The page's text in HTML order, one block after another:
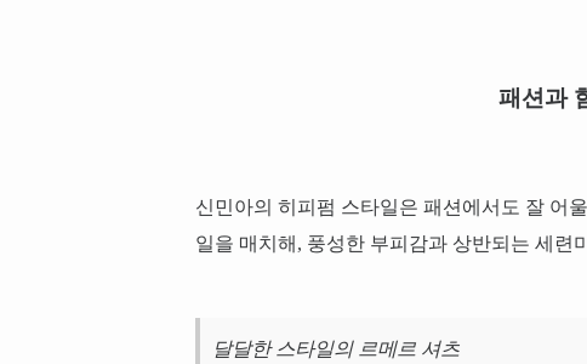
패션과
신민아의 히피펌 스타일은 패션에서도 잘 어
일을 매치해, 풍성한 부피감과 상반되는 세련
달달한 스타일의 르메르 셔츠